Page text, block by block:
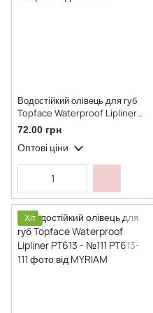
Водостійкий олівець для губ
Topface Waterproof Lipliner
PT613 - №113
72.00 грн
Оптові ціни
Хіт